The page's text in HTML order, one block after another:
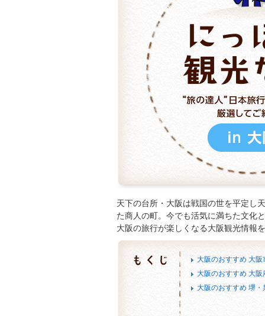
天下の台所・大阪は戦国の世を平定し
た商人の町。今でも活気に満ちた文化
大阪の旅行が楽しくなる大阪観光情報
大阪のおすすめ 大阪
大阪のおすすめ 大阪
大阪のおすすめ 堺